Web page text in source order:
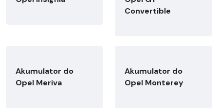
Convertible
Akumulator do
Opel Meriva
Akumulator do
Opel Monterey